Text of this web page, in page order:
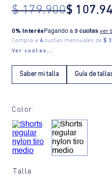
$ 179.900$ 107.
0% Interés Pagando a 3 cuotas.ver
Compra a 4cuotas mensuales de $
Ver cuotas...
Saber mi talla Guía de
Color:
Talla